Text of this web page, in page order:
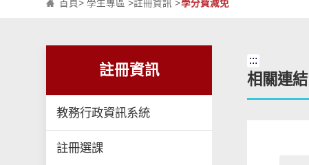
首頁>學生專區 >註冊資訊 >學分費減免
註冊資訊
教務行政資訊系統
註冊選課
:::
相關連結